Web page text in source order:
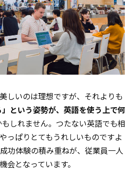
しいのは理想ですが、それよりも
」という姿勢が、英語を使う上で何
しれません。つたない英語でも相
っぱりとてもうれしいものですよ
功体験の積み重ねが、従業員一人
会となっています。